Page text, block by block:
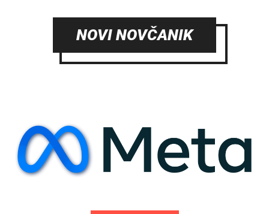
NOVI NOVČANIK